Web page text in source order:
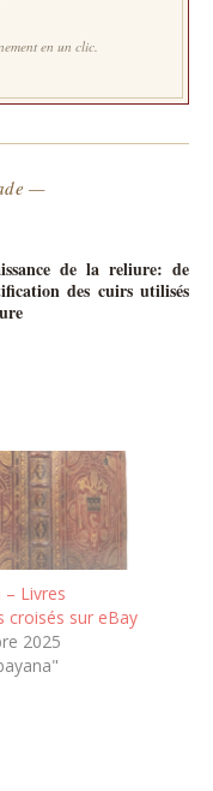
en un clic.
—
de la reliure: de
des cuirs utilisés
– Livres
croisés sur eBay
2025